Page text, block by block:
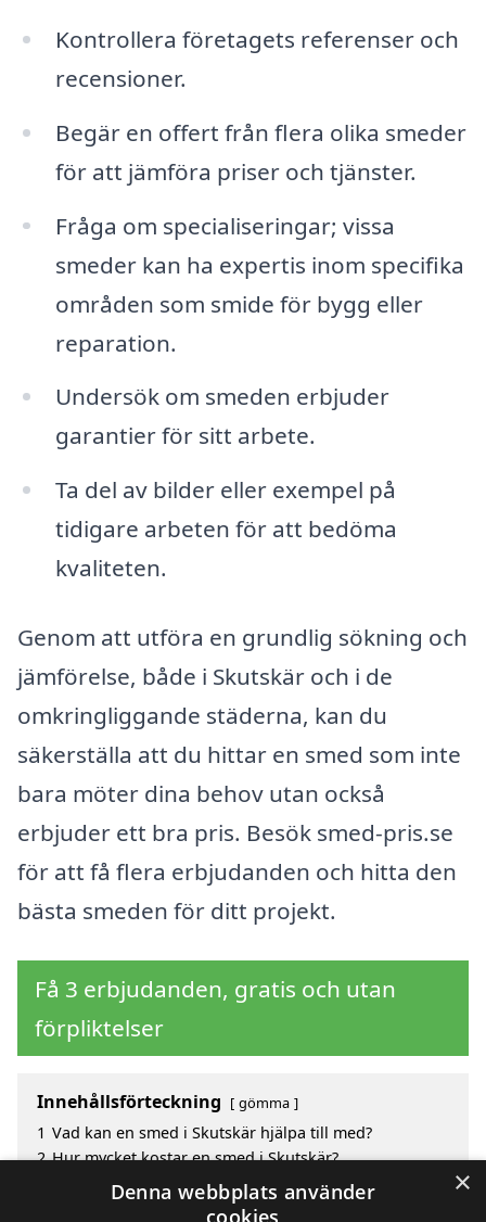
Kontrollera företagets referenser och
recensioner.
Begär en offert från flera olika smeder
för att jämföra priser och tjänster.
Fråga om specialiseringar; vissa
smeder kan ha expertis inom specifika
områden som smide för bygg eller
reparation.
Undersök om smeden erbjuder
garantier för sitt arbete.
Ta del av bilder eller exempel på
tidigare arbeten för att bedöma
kvaliteten.
Genom att utföra en grundlig sökning och
jämförelse, både i Skutskär och i de
omkringliggande städerna, kan du
säkerställa att du hittar en smed som inte
bara möter dina behov utan också
erbjuder ett bra pris. Besök smed-pris.se
för att få flera erbjudanden och hitta den
bästa smeden för ditt projekt.
Få 3 erbjudanden, gratis och utan
förpliktelser
Innehållsförteckning gömma
1 Vad kan en smed i Skutskär hjälpa till med?
2 Hur mycket kostar en smed i Skutskär?
Fördelar med att välja smed i Skutskär
Sök efter en skicklig smed i de omgivande städerna
×
Denna webbplats använder
cookies